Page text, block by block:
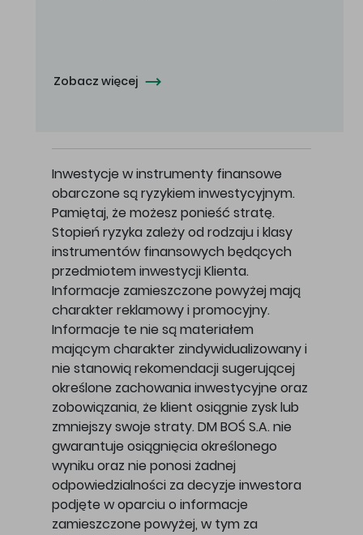
Zobacz więcej
Inwestycje w instrumenty finansowe
obarczone są ryzykiem inwestycyjnym.
Pamiętaj, że możesz ponieść stratę.
Stopień ryzyka zależy od rodzaju i klasy
instrumentów finansowych będących
przedmiotem inwestycji Klienta.
Informacje zamieszczone powyżej mają
charakter reklamowy i promocyjny.
Informacje te nie są materiałem
mającym charakter zindywidualizowany i
nie stanowią rekomendacji sugerującej
określone zachowania inwestycyjne oraz
zobowiązania, że klient osiągnie zysk lub
zmniejszy swoje straty. DM BOŚ S.A. nie
gwarantuje osiągnięcia określonego
wyniku oraz nie ponosi żadnej
odpowiedzialności za decyzje inwestora
podjęte w oparciu o informacje
zamieszczone powyżej, w tym za